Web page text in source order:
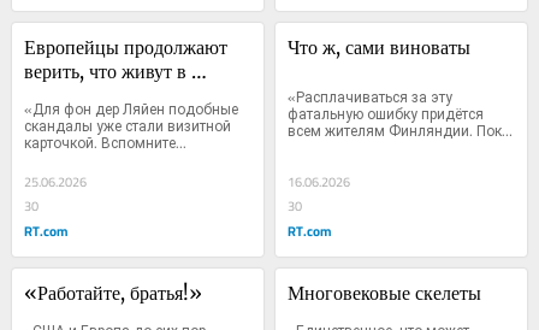
Европейцы продолжают
верить, что живут в
«Для фон дер Ляйен подобные
скандалы уже стали визитной
карточкой. Вспомните...
25.06.2026
30
RT.com
Что ж, сами виноваты
«Расплачиваться за эту
фатальную ошибку придётся
всем жителям Финляндии. Пока
16.06.2026
30
RT.com
«Работайте, братья!» Многовековые скелеты